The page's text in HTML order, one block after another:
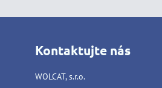
Kontaktujte nás
WOLCAT, s.r.o.